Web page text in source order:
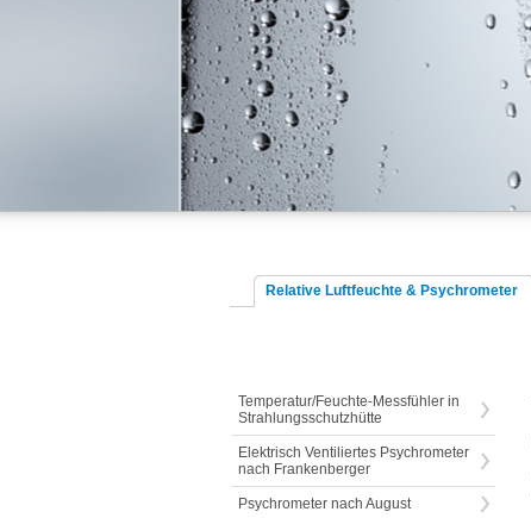
Relative Luftfeuchte & Psychrometer
Temperatur/Feuchte-Messfühler in
Strahlungsschutzhütte
Elektrisch Ventiliertes Psychrometer
nach Frankenberger
Psychrometer nach August